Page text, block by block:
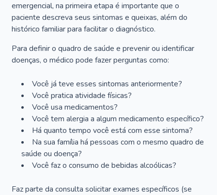
emergencial, na primeira etapa é importante que o
paciente descreva seus sintomas e queixas, além do
histórico familiar para facilitar o diagnóstico.
Para definir o quadro de saúde e prevenir ou identificar
doenças, o médico pode fazer perguntas como:
Você já teve esses sintomas anteriormente?
Você pratica atividade físicas?
Você usa medicamentos?
Você tem alergia a algum medicamento específico?
Há quanto tempo você está com esse sintoma?
Na sua família há pessoas com o mesmo quadro de
saúde ou doença?
Você faz o consumo de bebidas alcoólicas?
Faz parte da consulta solicitar exames específicos (se